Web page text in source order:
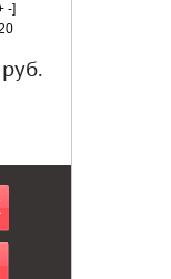
-]
руб.